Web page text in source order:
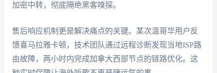
加密中转，彻底隔绝黑客嗅探。
售后响应机制更是解决痛点的关键。某次温哥华用户反
馈喜马拉雅卡顿，技术团队通过远程诊断发现当地ISP路
由故障，两小时内完成加拿大西部节点的链路优化。这